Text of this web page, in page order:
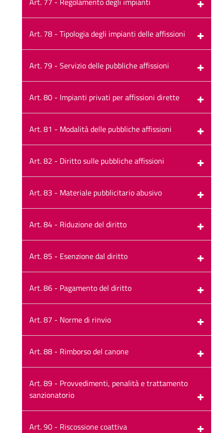
Art. 78 - Tipologia degli impianti delle affissioni
Art. 79 - Servizio delle pubbliche affissioni
Art. 80 - Impianti privati per affissioni dirette
Art. 81 - Modalità delle pubbliche affissioni
Art. 82 - Diritto sulle pubbliche affissioni
Art. 83 - Materiale pubblicitario abusivo
Art. 84 - Riduzione del diritto
Art. 85 - Esenzione dal diritto
Art. 86 - Pagamento del diritto
Art. 87 - Norme di rinvio
Art. 88 - Rimborso del canone
Art. 89 - Provvedimenti, penalità e trattamento
sanzionatorio
Art. 90 - Riscossione coattiva